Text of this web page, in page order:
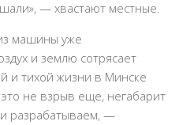
— хвастают местные.
машины уже
и землю сотрясает
и тихой жизни в Минске
не взрыв еще, негабарит
разрабатываем, —